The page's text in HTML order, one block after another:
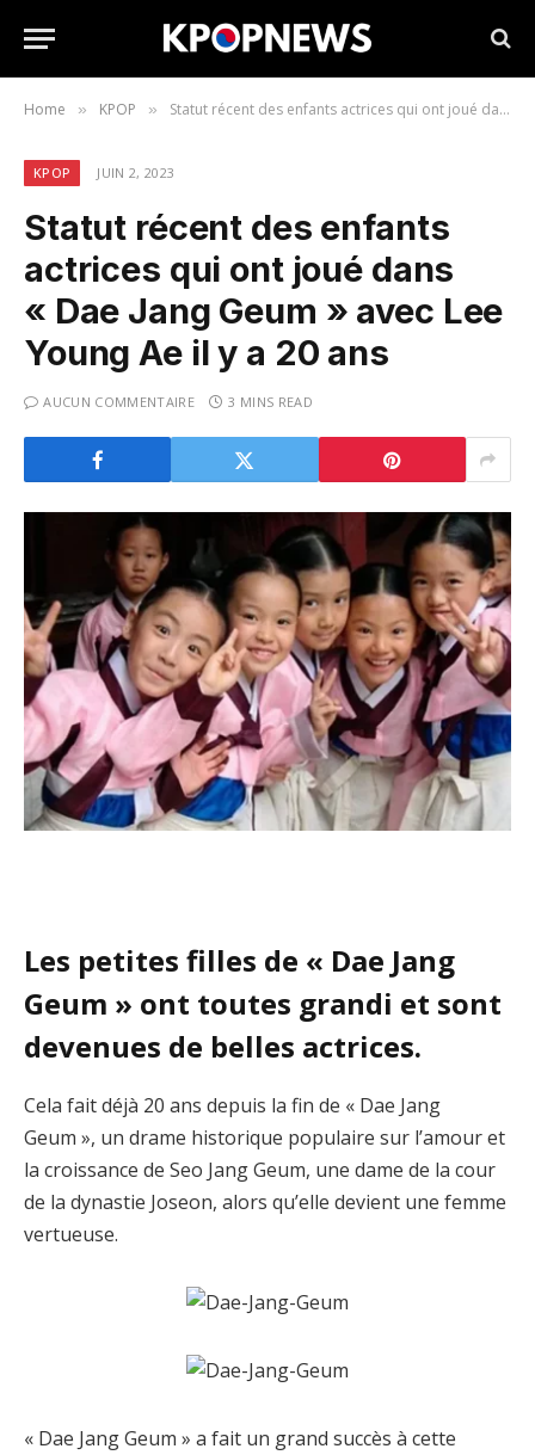
Home » KPOP » Statut récent des enfants actrices qui ont joué dans « Dae Jang Geum » avec Lee Young Ae il y a 20 ans
KPOP JUIN 2, 2023
Statut récent des enfants
actrices qui ont joué dans
« Dae Jang Geum » avec Lee
Young Ae il y a 20 ans
AUCUN COMMENTAIRE 3 MINS READ
Les petites filles de « Dae Jang
Geum » ont toutes grandi et sont
devenues de belles actrices.
Cela fait déjà 20 ans depuis la fin de « Dae Jang
Geum », un drame historique populaire sur l’amour et
la croissance de Seo Jang Geum, une dame de la cour
de la dynastie Joseon, alors qu’elle devient une femme
vertueuse.
« Dae Jang Geum » a fait un grand succès à cette